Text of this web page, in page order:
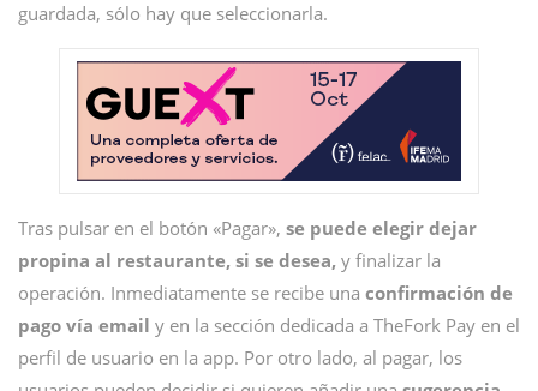
guardada, sólo hay que seleccionarla.
Tras pulsar en el botón «Pagar», se puede elegir dejar
propina al restaurante, si se desea, y finalizar la
operación. Inmediatamente se recibe una confirmación de
pago vía email y en la sección dedicada a TheFork Pay en el
perfil de usuario en la app. Por otro lado, al pagar, los